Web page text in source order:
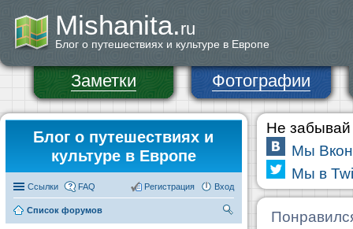
Mishanita.ru
Блог о путешествиях и культуре в Европе
Заметки Фотографии
Блог о путешествиях и
культуре в Европе
Ссылки FAQ Вход
Регистрация
Список форумов
Не забывай
Мы
Мы в